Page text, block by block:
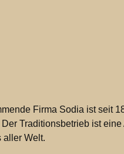
Firma Sodia ist seit
Traditionsbetrieb ist
aller Welt.